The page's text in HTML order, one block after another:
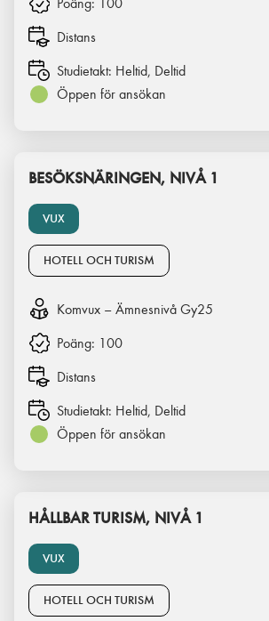
Distans
Studietakt: Heltid, Deltid
Öppen för ansökan
VUX
BESÖKSNÄRINGEN, NIVÅ 1
HOTELL OCH TURISM
Komvux – Ämnesnivå Gy25
Poäng: 100
Distans
Studietakt: Heltid, Deltid
Öppen för ansökan
VUX
HÅLLBAR TURISM, NIVÅ 1
HOTELL OCH TURISM